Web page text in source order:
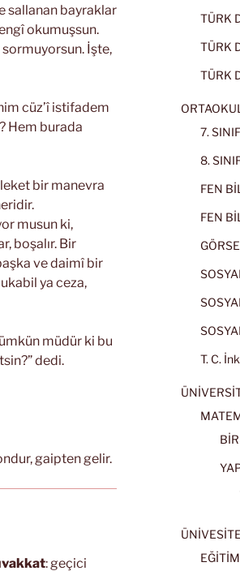
sallanan bayraklar
okumuşsun.
sormuyorsun. İşte,
cüz’î istifadem
Hem burada
bir manevra
musun ki,
boşalır. Bir
ve daimî bir
ya ceza,
müdür ki bu
dedi.
gaipten gelir.
: geçici
TÜRK
TÜRK
TÜRK
7.
8.
FEN
FEN
T. C.